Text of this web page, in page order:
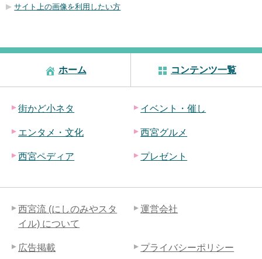
サイト上の画像を利用したい方
ホーム コンテンツ一覧
街かど小ネタ イベント・催し
エンタメ・文化 西宮グルメ
西宮ペディア プレゼント
西宮流 (にしのみやスタ
イル) について
運営会社
広告掲載 プライバシーポリシー